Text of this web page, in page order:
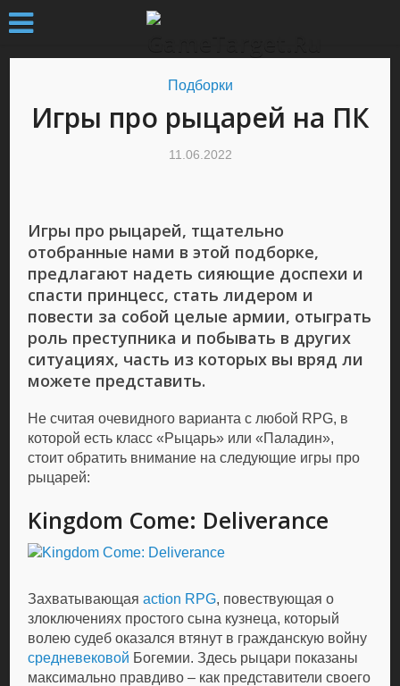
Подборки
Игры про рыцарей на ПК
11.06.2022
Игры про рыцарей, тщательно
отобранные нами в этой подборке,
предлагают надеть сияющие доспехи и
спасти принцесс, стать лидером и
повести за собой целые армии, отыграть
роль преступника и побывать в других
ситуациях, часть из которых вы вряд ли
можете представить.
Не считая очевидного варианта с любой RPG, в
которой есть класс «Рыцарь» или «Паладин»,
стоит обратить внимание на следующие игры про
рыцарей:
Kingdom Come: Deliverance
Захватывающаяaction RPG, повествующая о
злоключениях простого сына кузнеца, который
волею судеб оказался втянут в гражданскую войну
средневековой Богемии. Здесь рыцари показаны
максимально правдиво – как представители своего